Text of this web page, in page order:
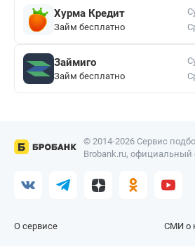
Хурма Кредит
Займ бесплатно
Займиго
Займ бесплатно
© 2014-2026 Сервис
Brobank.ru, официальный
О сервисе СМИ о